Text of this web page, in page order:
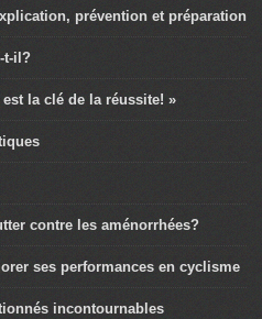
prévention et préparation
t-il?
la clé de la réussite! »
contre les aménorrhées?
ses performances en cyclisme
incontournables